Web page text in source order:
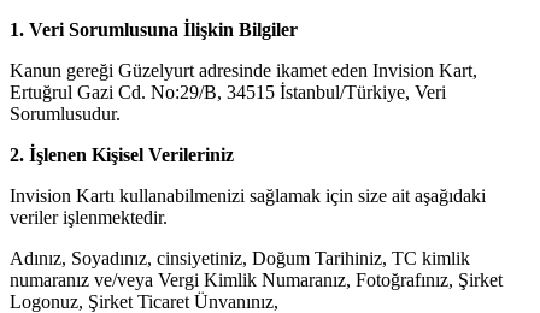
1. Veri Sorumlusuna İlişkin Bilgiler
Kanun gereği Güzelyurt adresinde ikamet eden Invision Kart,
Ertuğrul Gazi Cd. No:29/B, 34515 İstanbul/Türkiye, Veri
Sorumlusudur.
2. İşlenen Kişisel Verileriniz
Invision Kartı kullanabilmenizi sağlamak için size ait aşağıdaki
veriler işlenmektedir.
Adınız, Soyadınız, cinsiyetiniz, Doğum Tarihiniz, TC kimlik
numaranız ve/veya Vergi Kimlik Numaranız, Fotoğrafınız, Şirket
Logonuz, Şirket Ticaret Ünvanınız,